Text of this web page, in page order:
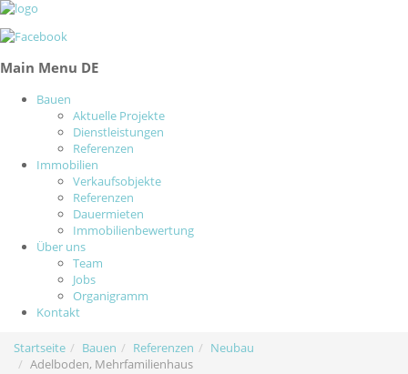
Main Menu DE
Bauen
Aktuelle Projekte
Dienstleistungen
Referenzen
Immobilien
Verkaufsobjekte
Referenzen
Dauermieten
Immobilienbewertung
Über uns
Team
Jobs
Organigramm
Kontakt
Startseite Bauen Referenzen
Neubau
Adelboden, Mehrfamilienhaus